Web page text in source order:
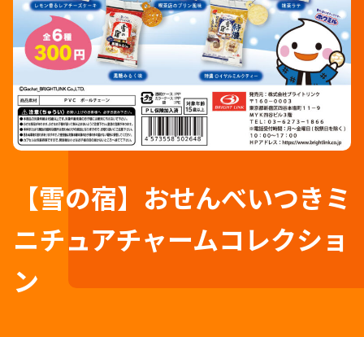
【雪の宿】おせんべいつきミ
ニチュアチャームコレクショ
ン